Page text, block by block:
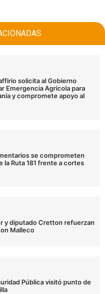
solicita al Gobierno
Emergencia Agrícola para
y compromete apoyo al
se comprometen
la Ruta 181 frente a cortes
y diputado Cretton refuerzan
Malleco
Pública visitó punto de